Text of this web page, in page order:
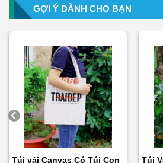
GỢI Ý DÀNH CHO BẠN
Túi vải Canvas Có Túi Con
Túi